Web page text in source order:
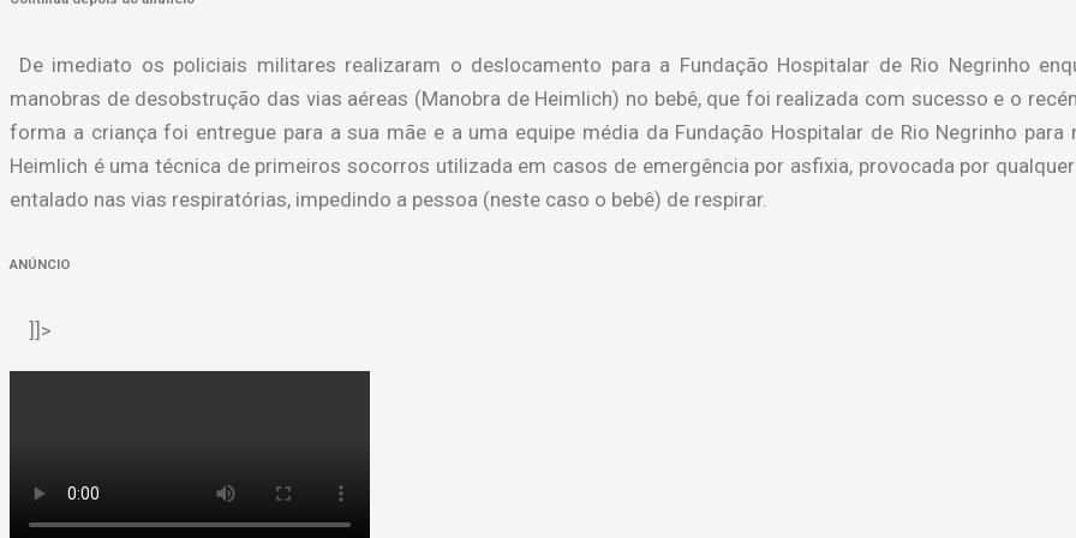
De imediato os policiais militares realizaram o deslocamento para a Fundação Hospitalar de Rio Negrinho
manobras de desobstrução das vias aéreas (Manobra de Heimlich) no bebê, que foi realizada com sucesso e o
forma a criança foi entregue para a sua mãe e a uma equipe média da Fundação Hospitalar de Rio Negrinho
Heimlich é uma técnica de primeiros socorros utilizada em casos de emergência por asfixia, provocada por
entalado nas vias respiratórias, impedindo a pessoa (neste caso o bebê) de respirar.
ANÚNCIO
]]>